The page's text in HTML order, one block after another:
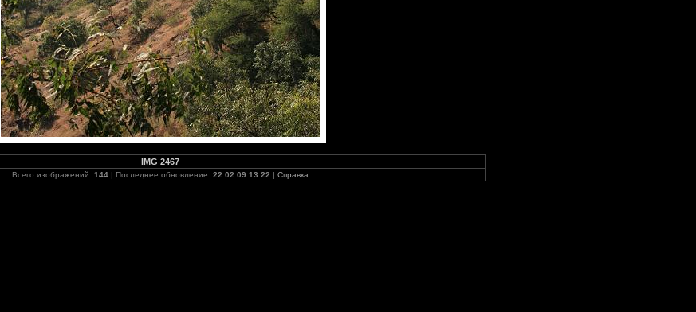
IMG 2467
Всего изображений: 144 | Последнее обновление: 22.02.09 13:22 | Справка